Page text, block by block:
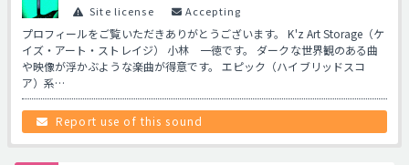
Site license Accepting
プロフィールをご覧いただきありがとうございます。 K'z Art Storage（ケ
イズ・アート・ストレイジ） 小林 一徳です。 ダークな世界観のある曲
や映像が浮かぶような楽曲が得意です。 エピック（ハイブリッドスコ
ア）系…
Report use of this sound